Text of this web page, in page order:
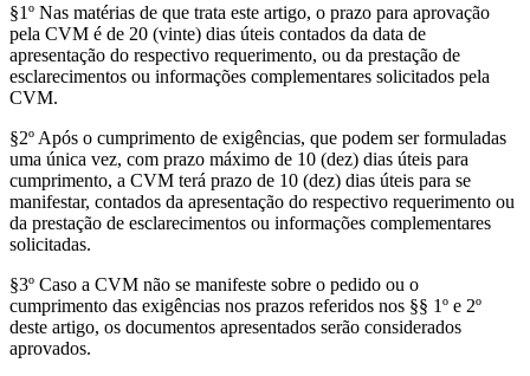
§1º Nas matérias de que trata este artigo, o prazo para aprovação
pela CVM é de 20 (vinte) dias úteis contados da data de
apresentação do respectivo requerimento, ou da prestação de
esclarecimentos ou informações complementares solicitados pela
CVM.
§2º Após o cumprimento de exigências, que podem ser formuladas
uma única vez, com prazo máximo de 10 (dez) dias úteis para
cumprimento, a CVM terá prazo de 10 (dez) dias úteis para se
manifestar, contados da apresentação do respectivo requerimento ou
da prestação de esclarecimentos ou informações complementares
solicitadas.
§3º Caso a CVM não se manifeste sobre o pedido ou o
cumprimento das exigências nos prazos referidos nos §§ 1º e 2º
deste artigo, os documentos apresentados serão considerados
aprovados.